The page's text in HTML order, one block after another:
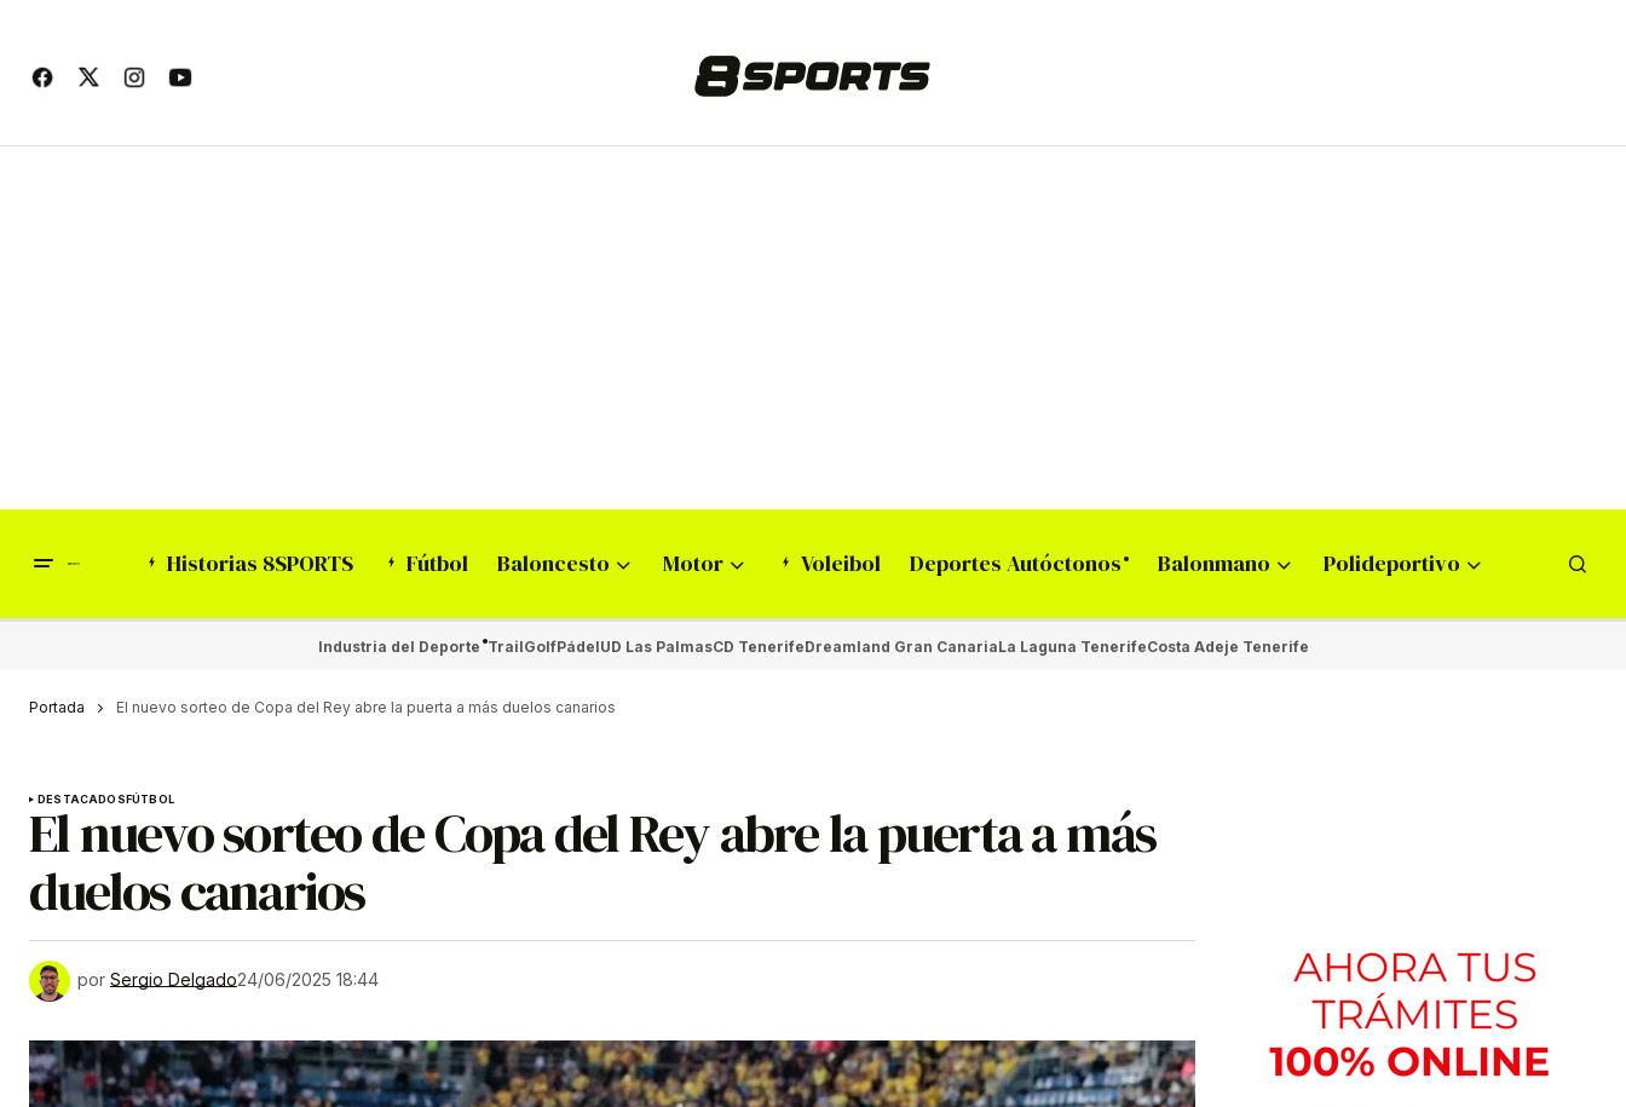
Historias 8SPORTS Fútbol Baloncesto Motor Voleibol Deportes Autóctonos Balonmano Polideportivo
Industria del Deporte TrailGolfPádelUD Las PalmasCD TenerifeDreamland Gran CanariaLa Laguna TenerifeCosta Adeje Tenerife
Portada El nuevo sorteo de Copa del Rey abre la puerta a más duelos canarios
DESTACADOSFÚTBOL
El nuevo sorteo de Copa del Rey abre la puerta a más
duelos canarios
por Sergio Delgado24/06/2025 18:44